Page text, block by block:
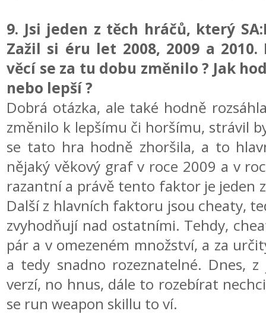
9. Jsi jeden z těch hráčů, který
Zažil si éru let 2008, 2009 a
věcí se za tu dobu změnilo ? Jak
nebo lepší ?
Dobrá otázka, ale také hodně
změnilo k lepšímu či horšímu, strávil
se tato hra hodně zhoršila, a to
nějaký věkový graf v roce 2009 a v
razantní a právě tento faktor je jeden
Další z hlavních faktoru jsou cheaty,
zvyhodňují nad ostatními. Tehdy,
pár a v omezeném množství, a za
a tedy snadno rozeznatelné. Dnes,
verzí, no hnus, dále to rozebírat
se run weapon skillu to ví.